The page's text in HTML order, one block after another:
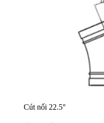
Cút nối 22.5°